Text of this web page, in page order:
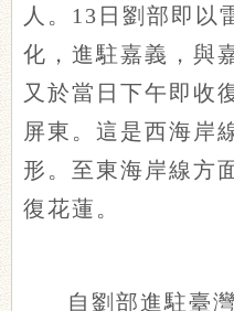
人。13日劉部即以
化，進駐嘉義，與
又於當日下午即收
屏東。這是西海岸
形。至東海岸線方
復花蓮。
自劉部進駐臺